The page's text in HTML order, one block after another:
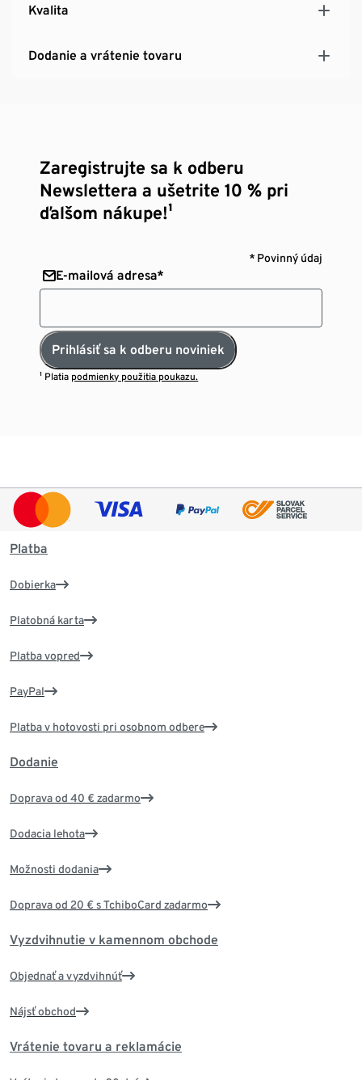
Kvalita
Dodanie a vrátenie tovaru
Zaregistrujte sa k odberu
Newslettera a ušetrite 10 % pri
ďalšom nákupe!¹
* Povinný údaj
E-mailová adresa*
Prihlásiť sa k odberu noviniek
¹ Platia podmienky použitia poukazu.
Platba
Dobierka
Platobná karta
Platba vopred
PayPal
Platba v hotovosti pri osobnom odbere
Dodanie
Doprava od 40 € zadarmo
Dodacia lehota
Možnosti dodania
Doprava od 20 € s TchiboCard zadarmo
Vyzdvihnutie v kamennom obchode
Objednať a vyzdvihnúť
Nájsť obchod
Vrátenie tovaru a reklamácie